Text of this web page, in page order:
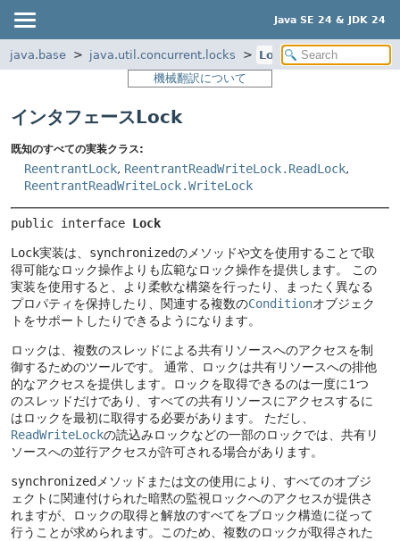
Java SE 24 & JDK 24
java.base java.util.concurrent.locks
Lock
機械翻訳について
インタフェースLock
既知のすべての実装クラス:
ReentrantLock, ReentrantReadWriteLock.ReadLock,
ReentrantReadWriteLock.WriteLock
public interface Lock
Lock実装は、 synchronizedのメソッドや文を使用することで取
得可能なロック操作よりも広範なロック操作を提供します。
この
実装を使用すると、より柔軟な構築を行ったり、まったく異なる
プロパティを保持したり、関連する複数のConditionオブジェク
トをサポートしたりできるようになります。
ロックは、複数のスレッドによる共有リソースへのアクセスを制
御するためのツールです。
通常、ロックは共有リソースへの排他
的なアクセスを提供します。ロックを取得できるのは一度に1つ
のスレッドだけであり、すべての共有リソースにアクセスするに
はロックを最初に取得する必要があります。
ただし、
ReadWriteLockの読込みロックなどの一部のロックでは、共有リ
ソースへの並行アクセスが許可される場合があります。
synchronized メソッドまたは文の使用により、すべてのオブジ
ェクトに関連付けられた暗黙の監視ロックへのアクセスが提供さ
れますが、ロックの取得と解放のすべてをブロック構造に従って
行うことが求められます。このため、複数のロックが取得された